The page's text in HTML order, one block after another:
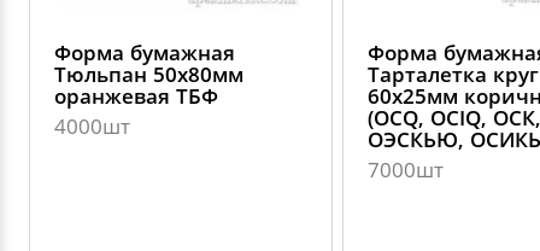
Форма бумажная
Тюльпан 50х80мм
оранжевая ТБФ
4000шт
Форма
Тарталетка круг
60х25мм
(OCQ, OCIQ, ОСК,
ОЭСКЬЮ,
7000шт